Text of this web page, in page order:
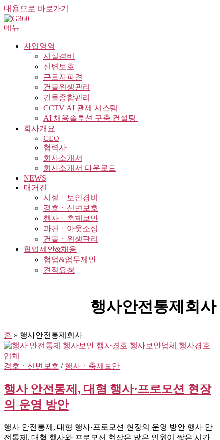
내용으로 바로가기
메뉴
사업영역
시설경비
신변보호
근로자파견
건물위생관리
건물종합관리
CCTV AI 관제 시스템
AI 채용솔루션 구축 컨설팅 ​
회사개요
CEO
협력사
회사소개서
회사소개서 다운로드
NEWS
매거진
시설ㆍ보안경비
경호ㆍ신변보호
행사ㆍ축제보안
파견ㆍ아웃소싱
건물ㆍ위생관리
협업제안&채용
협업&업무제안
견적요청
행사안전통제회사
홈 » 행사안전통제회사
경호ㆍ신변보호 / 행사ㆍ축제보안
행사 안전통제, 대형 행사·프로모션 현장
의 운영 방안
행사 안전통제, 대형 행사·프로모션 현장의 운영 방안 행사 안
전통제, 대형 행사와 프로모션 현장은 많은 인원이 짧은 시간